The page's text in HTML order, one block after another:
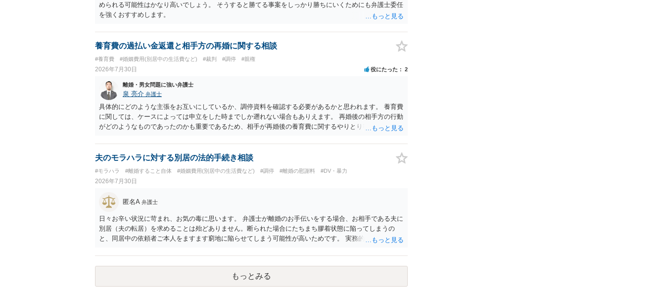
められる可能性はかなり高いでしょう。 そうすると勝てる事案をしっかり勝ちにいくためにも弁護士委任
を強くおすすめします。
養育費の過払い金返還と相手方の再婚に関する相談
#養育費 #婚姻費用(別居中の生活費など) #裁判 #調停 #親権
2026年7月30日 役にたった 2
離婚・男女問題に強い弁護士
泉 亮介 弁護士
具体的にどのような主張をお互いにしているか、調停資料を確認する必要があるかと思われます。 養育費
に関しては、ケースによっては申立をした時までしか遡れない場合もありえます。 再婚後の相手方の行動
がどのようなものであったのかも重要であるため、相手が再婚後の養育費に関するやりとり等があればそ
ことをお勧めいたします。
夫のモラハラに対する別居の法的手続き相談
#モラハラ #離婚すること自体 #婚姻費用(別居中の生活費など) #調停 #離婚の慰謝料 #DV・暴力
2026年7月30日
匿名A 弁護士
日々お辛い状況に苛まれ、お気の毒に思います。 弁護士が離婚のお手伝いをする場合、お相手である夫に
別居（夫の転居）を求めることは殆どありません。断られた場合にたちまち膠着状態に陥ってしまうの
と、同居中の依頼者ご本人をますます窮地に陥らせてしまう可能性が高いためです。 実務的には、ご相談
もっとみる